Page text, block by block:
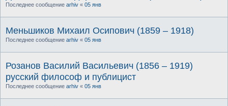
Последнее сообщение arhiv « 05 янв
Меньшиков Михаил Осипович (1859 – 1918)
Последнее сообщение arhiv « 05 янв
Розанов Василий Васильевич (1856 – 1919)
русский философ и публицист
Последнее сообщение arhiv « 05 янв